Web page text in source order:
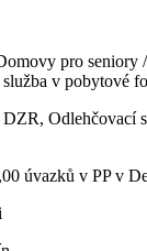
pro seniory
v pobytové
Odlehčovací
úvazků v PP v